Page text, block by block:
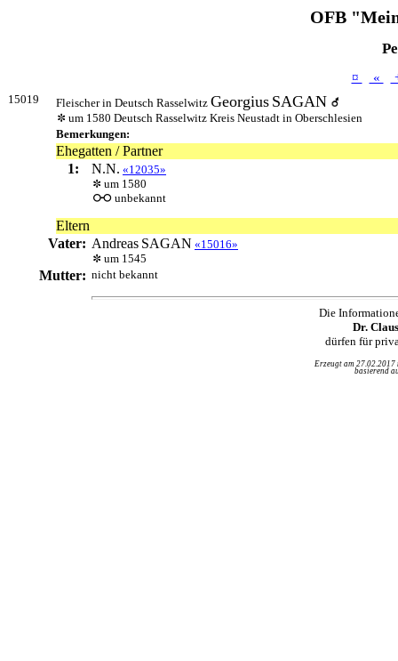
OFB
¤ «
15019 Fleischer in Deutsch Rasselwitz Georgius SAGAN
um 1580 Deutsch Rasselwitz Kreis Neustadt in Oberschlesien
Bemerkungen:
Ehegatten / Partner
1:
N.N. «12035»
um 1580
unbekannt
Eltern
Vater: Andreas SAGAN «15016»
um 1545
Mutter: nicht bekannt
Die
Dr.
dürfen für
Erzeugt am
basierend